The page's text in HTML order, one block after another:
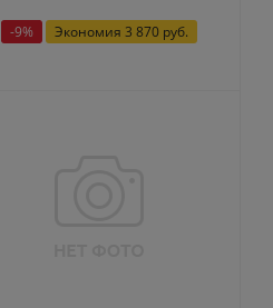
-9% Экономия 3 870 руб.